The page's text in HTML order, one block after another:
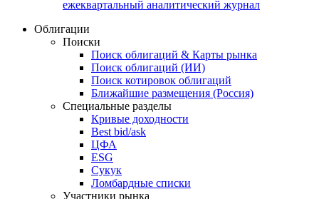
Cbonds Review
ежеквартальный аналитический журнал
Облигации
Поиски
Поиск облигаций & Карты рынка
Поиск облигаций (ИИ)
Поиск котировок облигаций
Ближайшие размещения (Россия)
Специальные разделы
Кривые доходности
Best bid/ask
ЦФА